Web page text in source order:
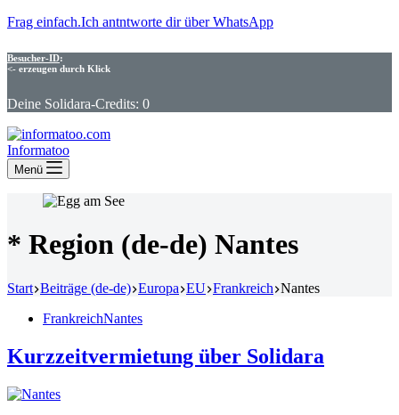
Frag einfach.Ich antntworte dir über WhatsApp
Besucher-ID:
<- erzeugen durch Klick
Deine Solidara-Credits: 0
Informatoo
Menü
* Region (de-de) Nantes
Start Beiträge (de-de) Europa EU Frankreich Nantes
FrankreichNantes
Kurzzeit­ver­mietung über Solidara